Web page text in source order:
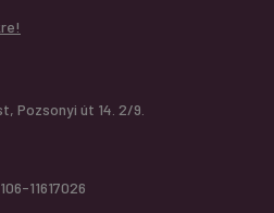
Pozsonyi út 14. 2/9.
11617026